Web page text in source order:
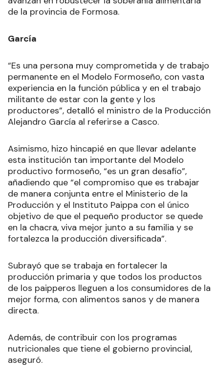
de la provincia de Formosa.
García
“Es una persona muy comprometida y de trabajo
permanente en el Modelo Formoseño, con vasta
experiencia en la función pública y en el trabajo
militante de estar con la gente y los
productores”, detalló el ministro de la Producción
Alejandro García al referirse a Casco.
Asimismo, hizo hincapié en que llevar adelante
esta institución tan importante del Modelo
productivo formoseño, “es un gran desafío”,
añadiendo que “el compromiso que es trabajar
de manera conjunta entre el Ministerio de la
Producción y el Instituto Paippa con el único
objetivo de que el pequeño productor se quede
en la chacra, viva mejor junto a su familia y se
fortalezca la producción diversificada”.
Subrayó que se trabaja en fortalecer la
producción primaria y que todos los productos
de los paipperos lleguen a los consumidores de la
mejor forma, con alimentos sanos y de manera
directa.
Además, de contribuir con los programas
nutricionales que tiene el gobierno provincial,
aseguró.